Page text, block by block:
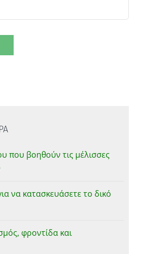
που βοηθούν τις μέλισσες
να κατασκευάσετε το δικό
φροντίδα και